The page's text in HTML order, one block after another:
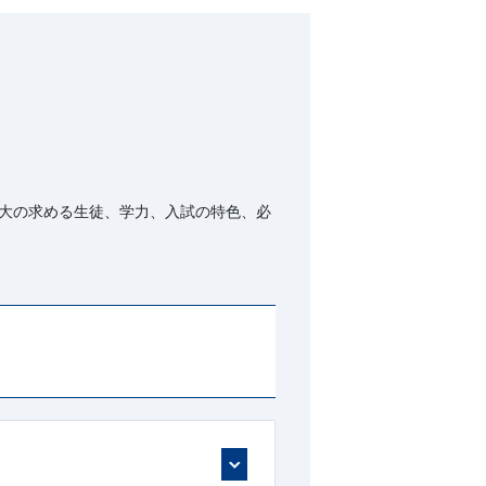
の求める生徒、学力、入試の特色、必